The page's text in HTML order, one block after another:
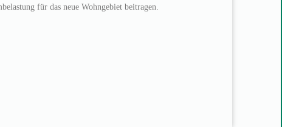
für das neue Wohngebiet beitragen.